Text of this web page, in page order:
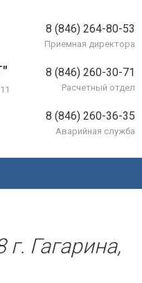
8 (846) 264-80-53
Приемная директора
8 (846) 260-30-71
Расчетный отдел
8 (846) 260-36-35
Аварийная служба
г. Гагарина,